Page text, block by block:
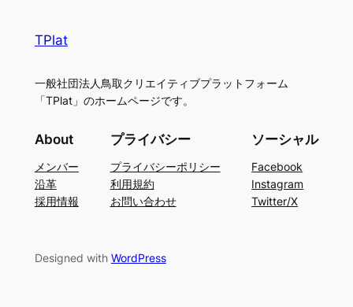
TPlat
一般社団法人鳥取クリエイティブプラットフォーム
「TPlat」のホームページです。
About
メンバー
沿革
採用情報
プライバシー
プライバシーポリシー
利用規約
お問い合わせ
ソーシャル
Facebook
Instagram
Twitter/X
Designed with WordPress